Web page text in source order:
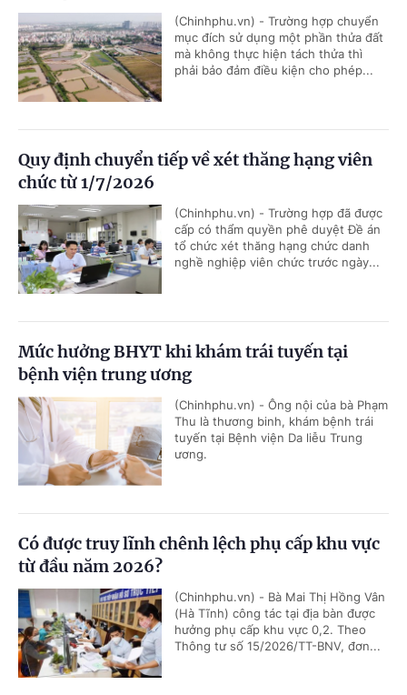
(Chinhphu.vn) - Trường hợp chuyển
mục đích sử dụng một phần thửa đất
mà không thực hiện tách thửa thì
phải bảo đảm điều kiện cho phép...
Quy định chuyển tiếp về xét thăng hạng viên
chức từ 1/7/2026
(Chinhphu.vn) - Trường hợp đã được
cấp có thẩm quyền phê duyệt Đề án
tổ chức xét thăng hạng chức danh
nghề nghiệp viên chức trước ngày...
Mức hưởng BHYT khi khám trái tuyến tại
bệnh viện trung ương
(Chinhphu.vn) - Ông nội của bà Phạm
Thu là thương binh, khám bệnh trái
tuyến tại Bệnh viện Da liễu Trung
ương.
Có được truy lĩnh chênh lệch phụ cấp khu vực
từ đầu năm 2026?
(Chinhphu.vn) - Bà Mai Thị Hồng Vân
(Hà Tĩnh) công tác tại địa bàn được
hưởng phụ cấp khu vực 0,2. Theo
Thông tư số 15/2026/TT-BNV, đơn...